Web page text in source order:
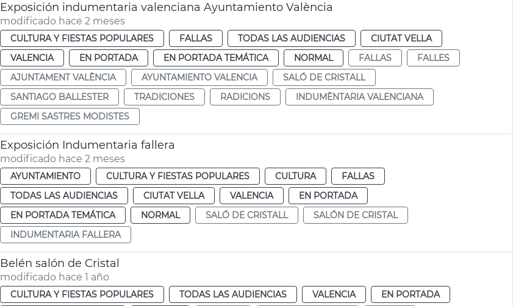
Exposición indumentaria valenciana Ayuntamiento València
modificado hace 2 meses
CULTURA Y FIESTAS POPULARES FALLAS TODAS LAS AUDIENCIAS
CIUTAT VELLA
VALENCIA
EN PORTADA EN PORTADA TEMÁTICA NORMAL FALLAS
FALLES
AJUNTAMENT VALÈNCIA
AYUNTAMIENTO VALENCIA
SALÓ DE CRISTALL
SANTIAGO BALLESTER
TRADICIONES RADICIONS
INDUMÈNTARIA VALENCIANA
GREMI SASTRES MODISTES
Exposición Indumentaria fallera
modificado hace 2 meses
AYUNTAMIENTO CULTURA Y FIESTAS POPULARES CULTURA
FALLAS
TODAS LAS AUDIENCIAS
CIUTAT VELLA VALENCIA
EN PORTADA
EN PORTADA TEMÁTICA
NORMAL SALÓ DE CRISTALL
SALÓN DE CRISTAL
INDUMENTARIA FALLERA
Belén salón de Cristal
modificado hace 1 año
CULTURA Y FIESTAS POPULARES TODAS LAS AUDIENCIAS VALENCIA
EN PORTADA